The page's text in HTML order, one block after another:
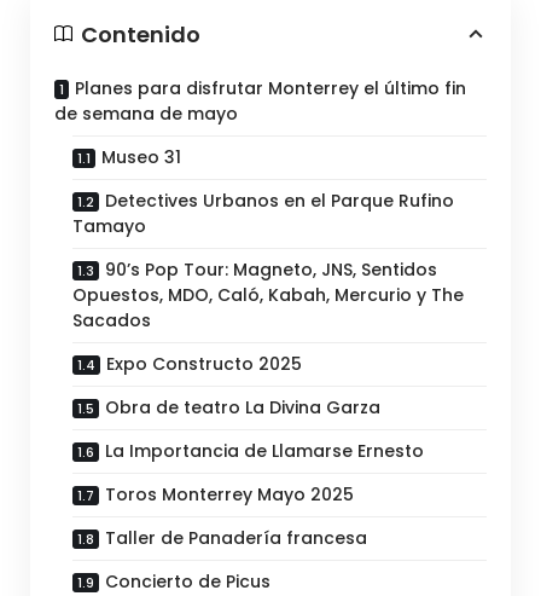
Contenido
Planes para disfrutar Monterrey el último fin
de semana de mayo
Museo 31
Detectives Urbanos en el Parque Rufino
Tamayo
90’s Pop Tour: Magneto, JNS, Sentidos
Opuestos, MDO, Caló, Kabah, Mercurio y The
Sacados
Expo Constructo 2025
Obra de teatro La Divina Garza
La Importancia de Llamarse Ernesto
Toros Monterrey Mayo 2025
Taller de Panadería francesa
Concierto de Picus